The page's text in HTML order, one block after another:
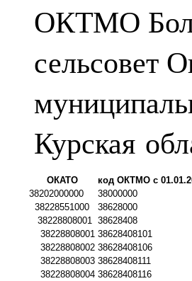
ОКТМО
сельсовет
Курская
ОКАТО
код ОКТМО с
38202000000
38000000
38228551000
38628000
38228808001 38628408
38228808001 38628408101
38228808002 38628408106
38228808003 38628408111
38228808004 38628408116